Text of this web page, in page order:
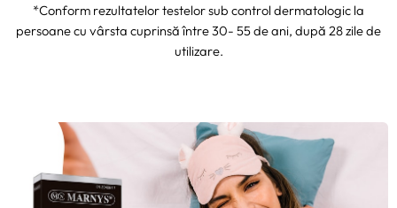
*Conform rezultatelor testelor sub control dermatologic la
persoane cu vârsta cuprinsă între 30- 55 de ani, după 28 zile de
utilizare.